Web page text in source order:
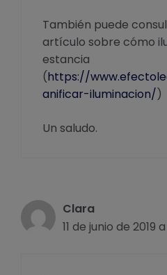
También puede
artículo sobre cómo
estancia
(https://
anificar-iluminacion/)
Un saludo.
Clara
11 de junio de 2019